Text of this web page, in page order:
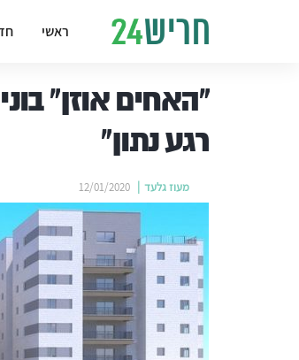
ראשי
"האחים אוזן"
רגע נתון"
מעוז גלעד 12/01/2020